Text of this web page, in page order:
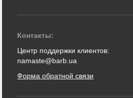
Контакты:
Центр поддержки клиентов:
namaste@barb.ua
Форма обратной связи